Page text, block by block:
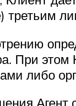
При этом
либо
Агент